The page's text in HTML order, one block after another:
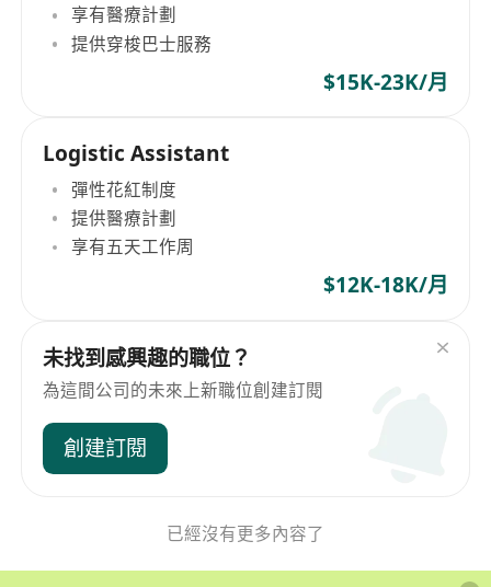
享有醫療計劃
提供穿梭巴士服務
$15K-23K/月
Logistic Assistant
彈性花紅制度
提供醫療計劃
享有五天工作周
$12K-18K/月
未找到感興趣的職位？
為這間公司的未來上新職位創建訂閱
創建訂閱
已經沒有更多內容了